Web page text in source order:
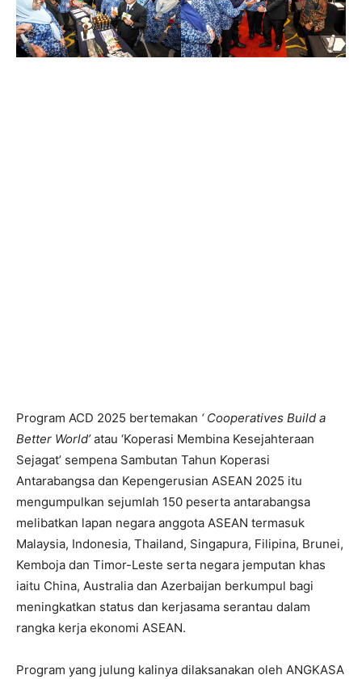
Program ACD 2025 bertemakan ‘ Cooperatives Build a
Better World’atau ‘Koperasi Membina Kesejahteraan
Sejagat’ sempena Sambutan Tahun Koperasi
Antarabangsa dan Kepengerusian ASEAN 2025 itu
mengumpulkan sejumlah 150 peserta antarabangsa
melibatkan lapan negara anggota ASEAN termasuk
Malaysia, Indonesia, Thailand, Singapura, Filipina, Brunei,
Kemboja dan Timor-Leste serta negara jemputan khas
iaitu China, Australia dan Azerbaijan berkumpul bagi
meningkatkan status dan kerjasama serantau dalam
rangka kerja ekonomi ASEAN.
Program yang julung kalinya dilaksanakan oleh ANGKASA